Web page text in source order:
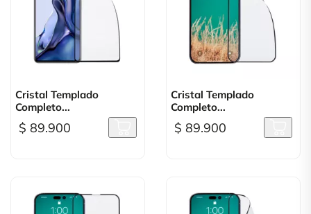
Cristal Templado
Completo...
$ 89.900
Cristal Templado
Completo...
$ 89.900